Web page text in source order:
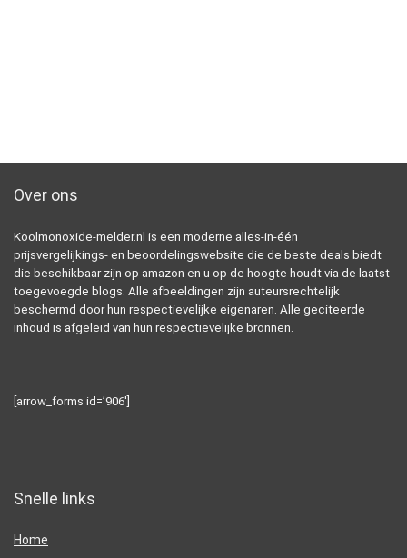
Over ons
Koolmonoxide-melder.nl is een moderne alles-in-één
prijsvergelijkings- en beoordelingswebsite die de beste deals biedt
die beschikbaar zijn op amazon en u op de hoogte houdt via de laatst
toegevoegde blogs. Alle afbeeldingen zijn auteursrechtelijk
beschermd door hun respectievelijke eigenaren. Alle geciteerde
inhoud is afgeleid van hun respectievelijke bronnen.
[arrow_forms id=’906′]
Snelle links
Home